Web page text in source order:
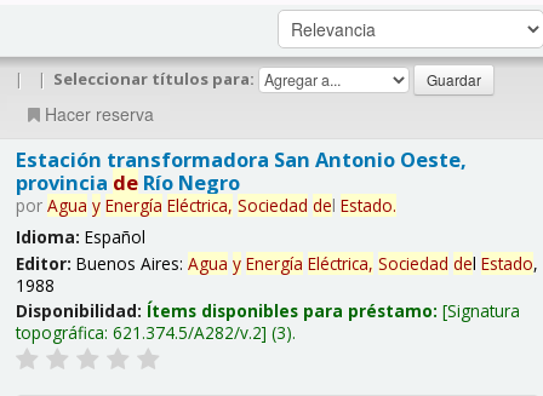
| | Seleccionar títulos para:
Hacer reserva
Estación transformadora San Antonio Oeste,
provincia deRío Negro
por Agua y Energía Eléctrica, Sociedad del Estado.
Idioma: Español
Editor: Buenos Aires: Agua y Energía Eléctrica, Sociedad del Estado,
1988
Disponibilidad: Ítems disponibles para préstamo: Signatura
topográfica: 621.374.5/A282/v.2 (3).